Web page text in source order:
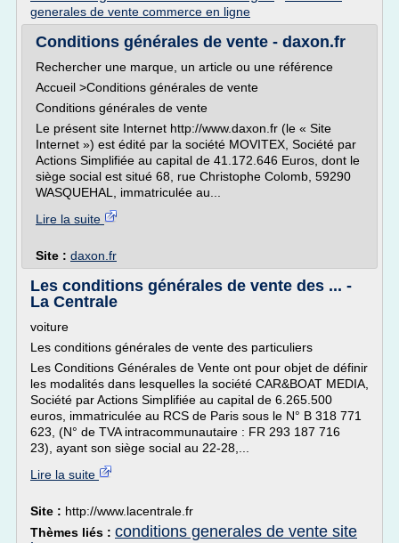
generales de vente commerce en ligne
Conditions générales de vente - daxon.fr
Rechercher une marque, un article ou une référence
Accueil >Conditions générales de vente
Conditions générales de vente
Le présent site Internet http://www.daxon.fr (le « Site
Internet ») est édité par la société MOVITEX, Société par
Actions Simplifiée au capital de 41.172.646 Euros, dont le
siège social est situé 68, rue Christophe Colomb, 59290
WASQUEHAL, immatriculée au...
Lire la suite
Site : daxon.fr
Les conditions générales de vente des ... -
La Centrale
voiture
Les conditions générales de vente des particuliers
Les Conditions Générales de Vente ont pour objet de définir
les modalités dans lesquelles la société CAR&BOAT MEDIA,
Société par Actions Simplifiée au capital de 6.265.500
euros, immatriculée au RCS de Paris sous le N° B 318 771
623, (N° de TVA intracommunautaire : FR 293 187 716
23), ayant son siège social au 22-28,...
Lire la suite
Site : http://www.lacentrale.fr
Thèmes liés : conditions generales de vente site